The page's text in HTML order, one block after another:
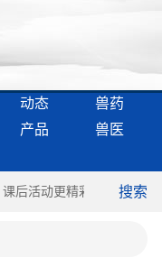
动态
兽药
产品
兽医
后活动更精彩 “劳模”
搜索